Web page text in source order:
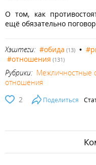
О том, как
ещё обязательно
Хэштеги: #обида (13) •
#отношения (131)
Рубрики: Межличностные
отношения
2
Поделиться